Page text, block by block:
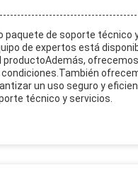
de soporte técnico
de expertos está
un uso seguro y
técnico y servicios.